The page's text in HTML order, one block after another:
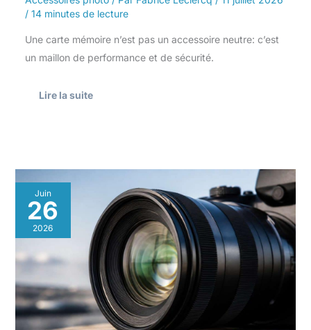
/ 14 minutes de lecture
Une carte mémoire n’est pas un accessoire neutre: c’est
un maillon de performance et de sécurité.
Lire la suite
Juin
26
2026
Dioptrie
en
photographie
:
définition
utilité